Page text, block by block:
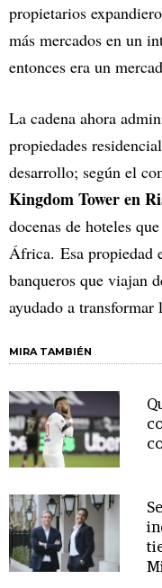
propietarios
más mercados en un
entonces era un
La cadena ahora
propiedades
desarrollo; según el
Kingdom Tower en
docenas de hoteles
África. Esa propiedad
banqueros que viajan
ayudado a
MIRA TAMBIÉN